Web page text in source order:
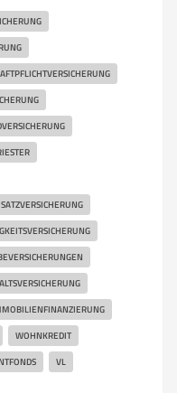
WOHNKREDIT
VL